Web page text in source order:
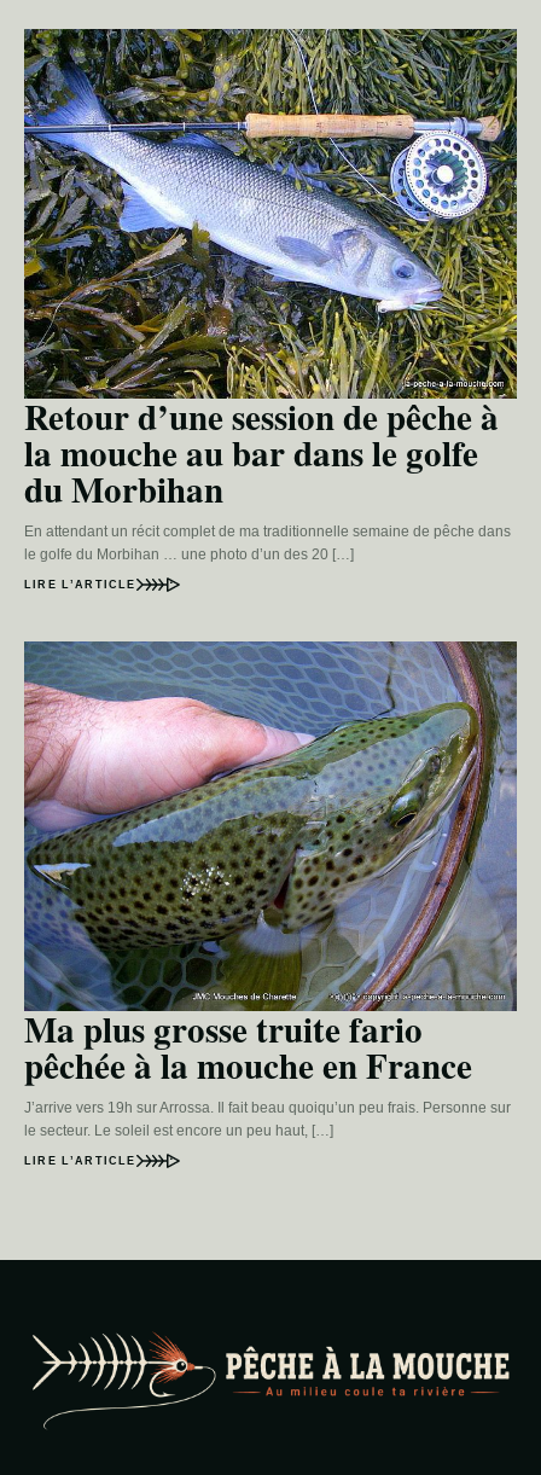
Retour d’une session de pêche à
la mouche au bar dans le golfe
du Morbihan
En attendant un récit complet de ma traditionnelle semaine de pêche dans
le golfe du Morbihan … une photo d’un des 20 […]
LIRE L’ARTICLE
Ma plus grosse truite fario
pêchée à la mouche en France
J’arrive vers 19h sur Arrossa. Il fait beau quoiqu’un peu frais. Personne sur
le secteur. Le soleil est encore un peu haut, […]
LIRE L’ARTICLE